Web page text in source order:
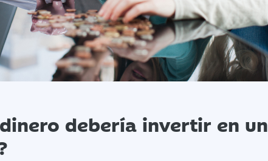
debería invertir en un